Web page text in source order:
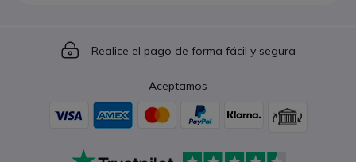
Icon
Realice el pago de forma fácil y segura
Aceptamos